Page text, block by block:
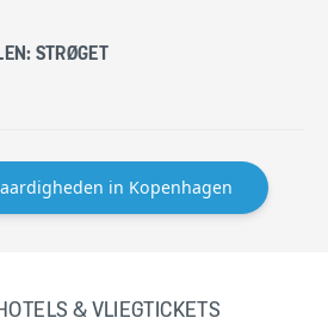
STRØGET
in Kopenhagen
& VLIEGTICKETS